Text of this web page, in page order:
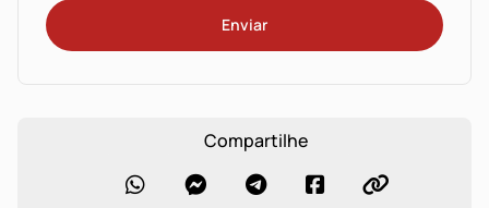
Enviar
Compartilhe